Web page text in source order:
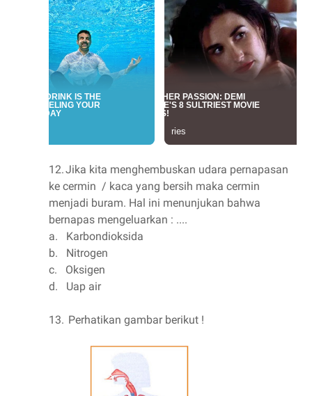
12.Jika kita menghembuskan udara pernapasan
ke cermin / kaca yang bersih maka cermin
menjadi buram. Hal ini menunjukan bahwa
bernapas mengeluarkan : ....
a.
Karbondioksida
b.
Nitrogen
c.
Oksigen
d.
Uap air
13. Perhatikan gambar berikut !